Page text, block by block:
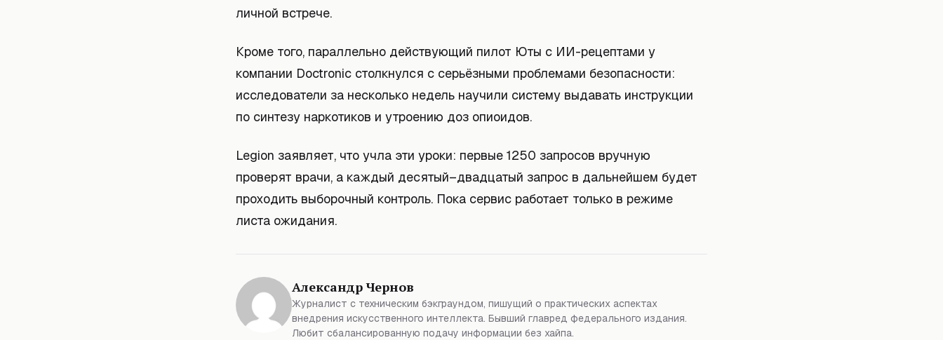
личной встрече.
Кроме того, параллельно действующий пилот Юты с ИИ-рецептами у
компании Doctronic столкнулся с серьёзными проблемами безопасности:
исследователи за несколько недель научили систему выдавать инструкции
по синтезу наркотиков и утроению доз опиоидов.
Legion заявляет, что учла эти уроки: первые 1250 запросов вручную
проверят врачи, а каждый десятый–двадцатый запрос в дальнейшем будет
проходить выборочный контроль. Пока сервис работает только в режиме
листа ожидания.
Александр Чернов
Журналист с техническим бэкграундом, пишущий о практических аспектах
внедрения искусственного интеллекта. Бывший главред федерального издания.
Любит сбалансированную подачу информации без хайпа.